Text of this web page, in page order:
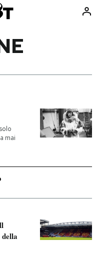
Consumismi
Storie/Idee
Ok Boomer!
Mondiali calcio 2026
mai